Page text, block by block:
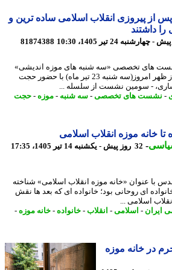
پیروزی انقلاب اسلامی ساده ترین و
81874388
تخصصی «سه شنبه های موزه اندیشی»
وزارت میراث فرهنگی، پیش از ظهر امروز(سه شنبه 23 تیر ماه) با حضور حجت
- سومین نشست از سلسله ...
های تخصصی-سه شنبه-موزه-حجت
موزه انقلاب اسلامی
-32 روز پیش - یکشنبه 14 تیر 1405، 17:35
عنوان «خانه موزه انقلاب اسلامی» شناخته
ای روحانی بود؛ خانواده ای که بعد ها نقش
اسلامی ...
- اسلامی-انقلاب-خانواده- خانه موزه-
خانه موزه